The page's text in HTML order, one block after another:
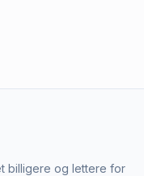
billigere og lettere for